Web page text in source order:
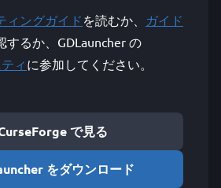
ィングガイドを読むか、 ガイド
するか、GDLauncher の
ィ に参加してください。
で見る
をダウンロード